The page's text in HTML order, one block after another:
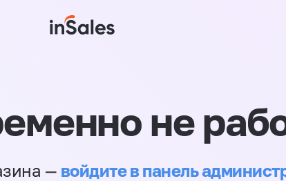
не
— войдите в панель